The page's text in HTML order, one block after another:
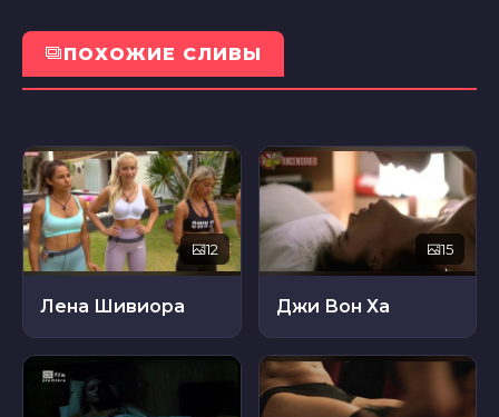
ПОХОЖИЕ СЛИВЫ
12
Лена Шивиора
15
Джи Вон Ха